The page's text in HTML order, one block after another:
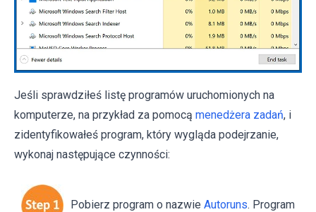
Jeśli sprawdziłeś listę programów uruchomionych na
komputerze, na przykład za pomocą menedżera zadań, i
zidentyfikowałeś program, który wygląda podejrzanie,
wykonaj następujące czynności:
Pobierz program o nazwie Autoruns. Program